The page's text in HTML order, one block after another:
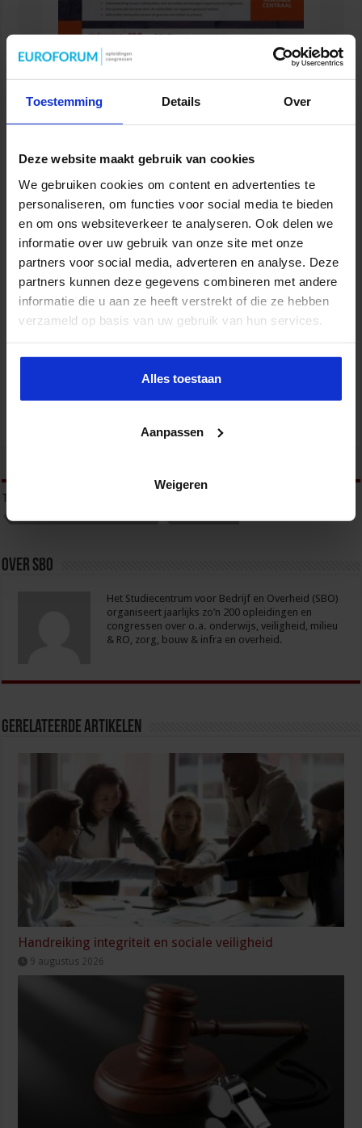
Toestemming Details Over
Deze website maakt gebruik van cookies
We gebruiken cookies om content en advertenties te
personaliseren, om functies voor social media te bieden
en om ons websiteverkeer te analyseren. Ook delen we
informatie over uw gebruik van onze site met onze
partners voor social media, adverteren en analyse. Deze
partners kunnen deze gegevens combineren met andere
informatie die u aan ze heeft verstrekt of die ze hebben
verzameld op basis van uw gebruik van hun services.
Alles toestaan
Aanpassen
Weigeren
Opleiding Adviseur zorg en veiligheid
VEILIGHEID
Gebouwbeheer en veiligheid
Tags
Over sbo
Het Studiecentrum voor Bedrijf en Overheid (SBO)
organiseert jaarlijks zo’n 200 opleidingen en
congressen over o.a. onderwijs, veiligheid, milieu
& RO, zorg, bouw & infra en overheid.
Gerelateerde Artikelen
Handreiking integriteit en sociale veiligheid
9 augustus 2026